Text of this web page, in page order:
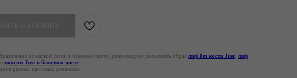
из мягкой сетки в бежевом цвете, рекомендуем дополнить образ лиф без кости Just лиф
и поясом Just в бежевом цвете
в разных цветовых решениях.